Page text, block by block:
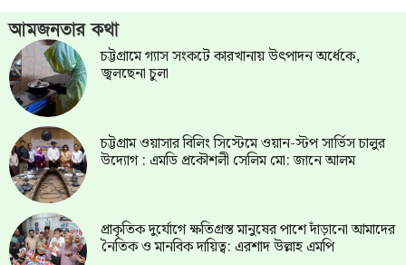
আমজনতার কথা
চট্টগ্রামে গ্যাস সংকটে কারখানায় উৎপাদন অর্ধেকে,
জ্বলছেনা চুলা
চট্টগ্রাম ওয়াসার বিলিং সিস্টেমে ওয়ান-স্টপ সার্ভিস চালুর
উদ্যোগ : এমডি প্রকৌশলী সেলিম মো: জানে আলম
প্রাকৃতিক দুর্যোগে ক্ষতিগ্রস্ত মানুষের পাশে দাঁড়ানো আমাদের
নৈতিক ও মানবিক দায়িত্ব: এরশাদ উল্লাহ এমপি